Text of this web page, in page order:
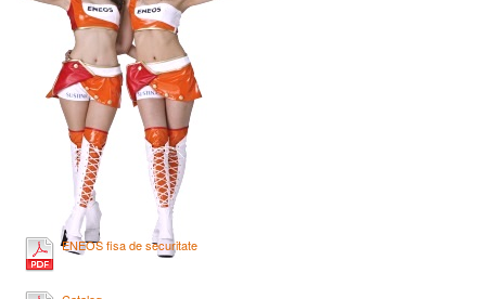
ENEOS fisa de securitate